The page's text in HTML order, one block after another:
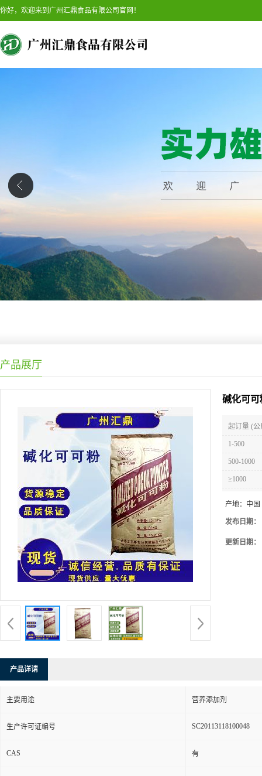
你好，欢迎来到广州汇鼎食品有限公司官网！
产品展厅
碱化可可
起订量 (公
1-500
500-1000
≥1000
产地： 中国
发布日期：
更新日期：
产品详请
主要用途 营养添加剂
生产许可证编号 SC20113118100048
CAS 有